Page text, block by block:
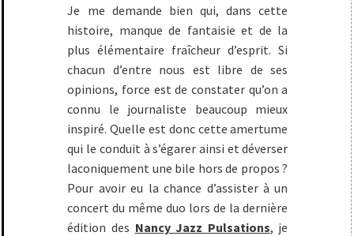
Je me demande bien qui, dans cette
histoire, manque de fantaisie et de la
plus élémentaire fraîcheur d’esprit. Si
chacun d’entre nous est libre de ses
opinions, force est de constater qu’on a
connu le journaliste beaucoup mieux
inspiré. Quelle est donc cette amertume
qui le conduit à s’égarer ainsi et déverser
laconiquement une bile hors de propos ?
Pour avoir eu la chance d’assister à un
concert du même duo lors de la dernière
édition des Nancy Jazz Pulsations, je